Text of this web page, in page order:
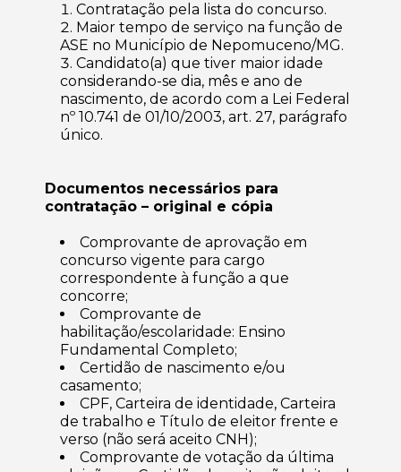
Contratação pela lista do concurso.
Maior tempo de serviço na função de
ASE no Município de Nepomuceno/MG.
Candidato(a) que tiver maior idade
considerando-se dia, mês e ano de
nascimento, de acordo com a Lei Federal
nº 10.741 de 01/10/2003, art. 27, parágrafo
único.
Documentos necessários para
contratação – original e cópia
Comprovante de aprovação em
concurso vigente para cargo
correspondente à função a que
concorre;
Comprovante de
habilitação/escolaridade: Ensino
Fundamental Completo;
Certidão de nascimento e/ou
casamento;
CPF, Carteira de identidade, Carteira
de trabalho e Título de eleitor frente e
verso (não será aceito CNH);
Comprovante de votação da última